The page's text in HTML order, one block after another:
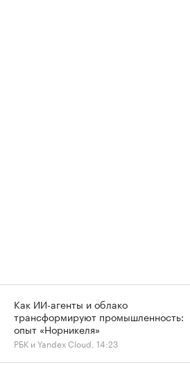
Как ИИ-агенты и облако
трансформируют промышленность:
опыт «Норникеля»
РБК и Yandex Cloud, 14:23